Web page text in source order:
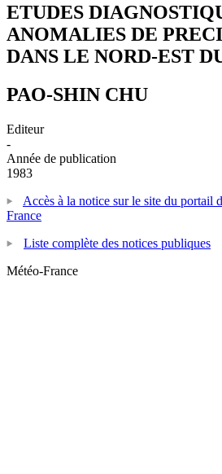
ETUDES
ANOMALIES DE
DANS LE NORD-EST
PAO-SHIN CHU
Editeur
-
Année de publication
1983
Accès à la notice sur le site du portail
France
Liste complète des notices publiques
Météo-France